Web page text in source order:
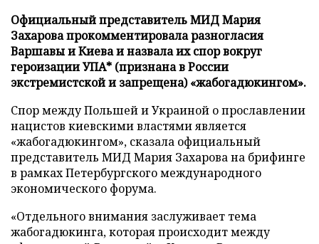
Официальный представитель МИД Мария
Захарова прокомментировала разногласия
Варшавы и Киева и назвала их спор вокруг
героизации УПА* (признана в России
экстремистской и запрещена) «жабогадюкингом».
Спор между Польшей и Украиной о прославлении
нацистов киевскими властями является
«жабогадюкингом», сказала официальный
представитель МИД Мария Захарова на брифинге
в рамках Петербургского международного
экономического форума.
«Отдельного внимания заслуживает тема
жабогадюкинга, которая происходит между